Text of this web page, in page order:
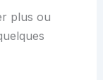
plus ou